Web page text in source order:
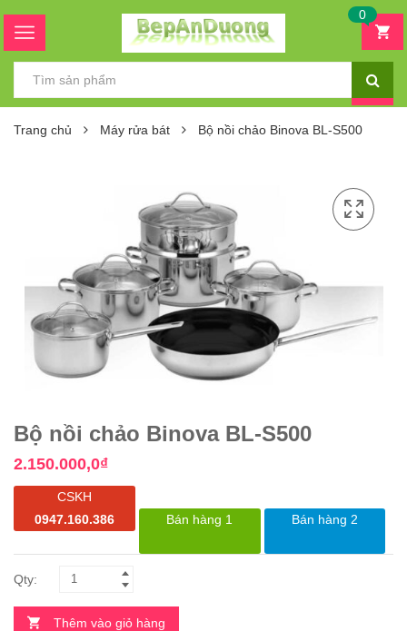
0
Trang chủ Máy rửa bát Bộ nồi chảo Binova BL-S500
Bộ nồi chảo Binova BL-S500
2.150.000,0₫
CSKH
0947.160.386
Bán hàng 1 Bán hàng 2
Thêm vào giỏ hàng